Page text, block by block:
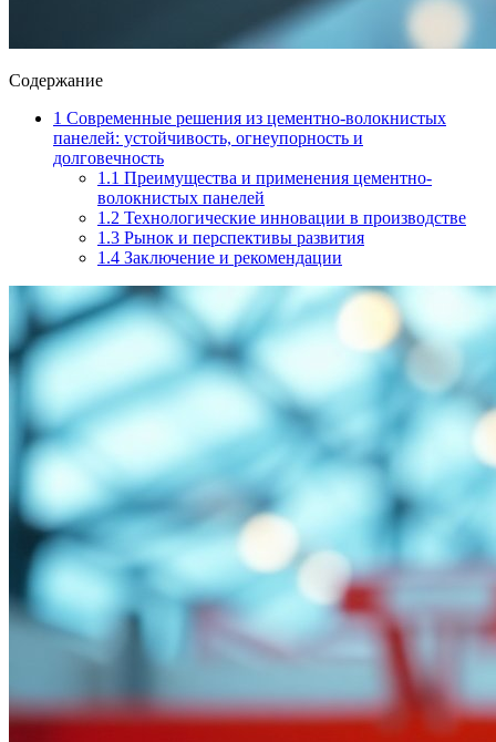
Содержание
1 Современные решения из цементно-волокнистых
панелей: устойчивость, огнеупорность и
долговечность
1.1 Преимущества и применения цементно-
волокнистых панелей
1.2 Технологические инновации в производстве
1.3 Рынок и перспективы развития
1.4 Заключение и рекомендации